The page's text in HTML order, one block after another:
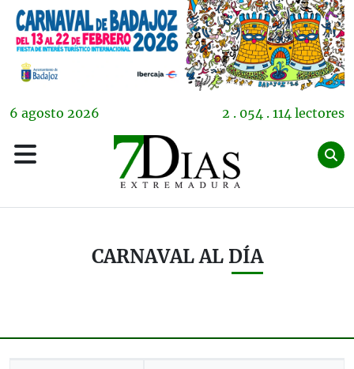
6 agosto 2026 2 . 054 . 114 lectores
CARNAVAL AL DÍA